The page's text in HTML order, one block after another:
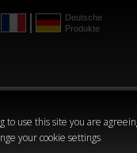
use this site you are
your cookie settings
Deutsche
Produkte